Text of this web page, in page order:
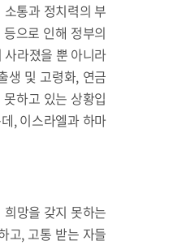
통과 정치력의 부
으로 인해 정부의
사라졌을 뿐 아니라
생 및 고령화, 연금
하고 있는 상황입
, 이스라엘과 하마
망을 갖지 못하는
고, 고통 받는 자들